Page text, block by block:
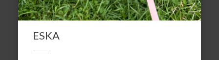
ESKA